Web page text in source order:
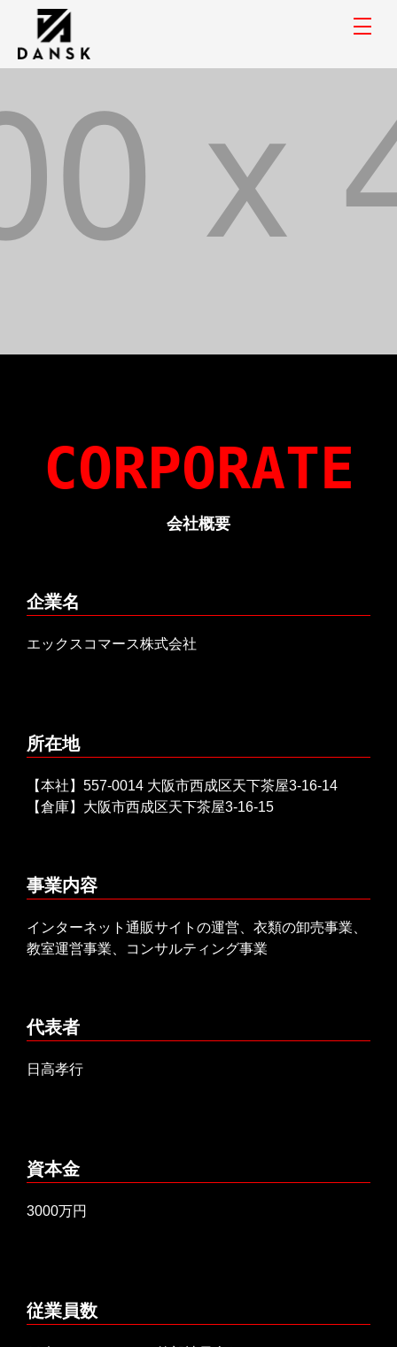
CORPORATE
会社概要
企業名
エックスコマース株式会社
所在地
【本社】557-0014 大阪市西成区天下茶屋3-16-14
【倉庫】大阪市西成区天下茶屋3-16-15
事業内容
インターネット通販サイトの運営、衣類の卸売事業、
教室運営事業、コンサルティング事業
代表者
日高孝行
資本金
3000万円
従業員数